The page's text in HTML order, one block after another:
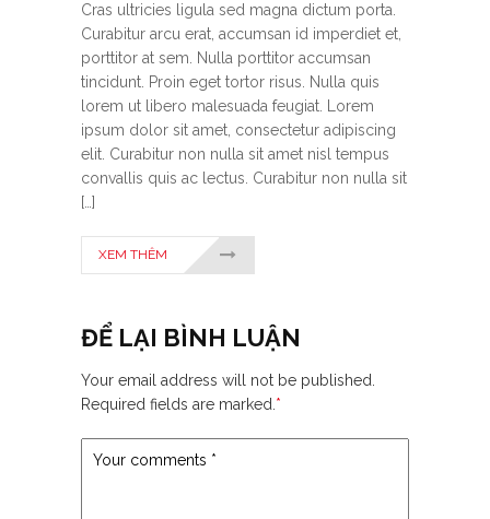
Cras ultricies ligula sed magna dictum porta.
Curabitur arcu erat, accumsan id imperdiet et,
porttitor at sem. Nulla porttitor accumsan
tincidunt. Proin eget tortor risus. Nulla quis
lorem ut libero malesuada feugiat. Lorem
ipsum dolor sit amet, consectetur adipiscing
elit. Curabitur non nulla sit amet nisl tempus
convallis quis ac lectus. Curabitur non nulla sit
[…]
XEM THÊM
ĐỂ LẠI BÌNH LUẬN
Your email address will not be published.
Required fields are marked. *